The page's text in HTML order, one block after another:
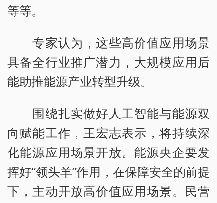
等等。
专家认为，这些高价值应用场景
具备全行业推广潜力，大规模应用后
能助推能源产业转型升级。
围绕扎实做好人工智能与能源双
向赋能工作，王宏志表示，将持续深
化能源应用场景开放。能源央企要发
挥好“领头羊”作用，在保障安全的前提
下，主动开放高价值应用场景。民营